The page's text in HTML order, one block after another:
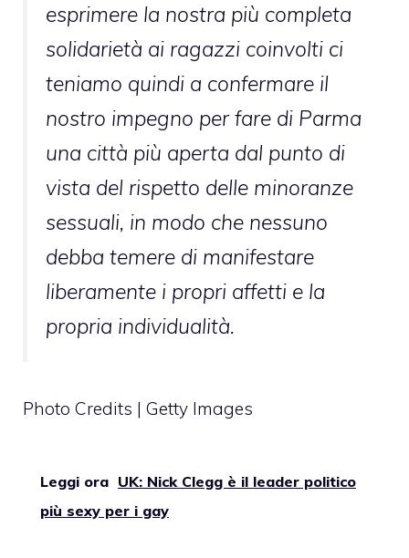
esprimere la nostra più completa
solidarietà ai ragazzi coinvolti ci
teniamo quindi a confermare il
nostro impegno per fare di Parma
una città più aperta dal punto di
vista del rispetto delle minoranze
sessuali, in modo che nessuno
debba temere di manifestare
liberamente i propri affetti e la
propria individualità.
Photo Credits | Getty Images
Leggi ora UK: Nick Clegg è il leader politico
più sexy per i gay